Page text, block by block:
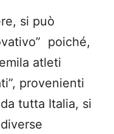
, si può
poiché,
atleti
”, provenienti
tutta Italia, si
diverse